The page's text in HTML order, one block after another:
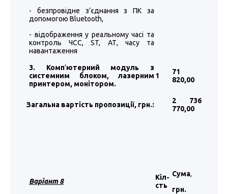
- безпровідне з’єднання з ПК за
допомогою Bluetooth,
- відображення у реальному часі та
контроль ЧСС, ST, АТ, часу та
навантаження
3. Комп’ютерний модуль з
системним блоком, лазерним
принтером, монітором.
1
71
820,00
Загальна вартість пропозиції, грн.:
2 736
770,00
Варіант 8
Кіл-
сть
Сума,
грн.